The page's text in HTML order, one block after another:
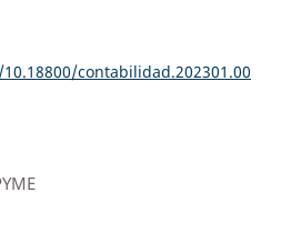
contabilidad.202301.00